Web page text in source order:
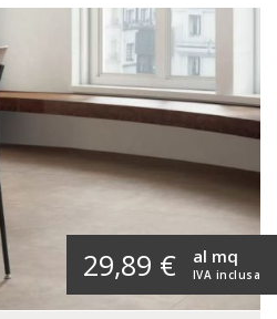
29,89 € IVA inclusa
al mq